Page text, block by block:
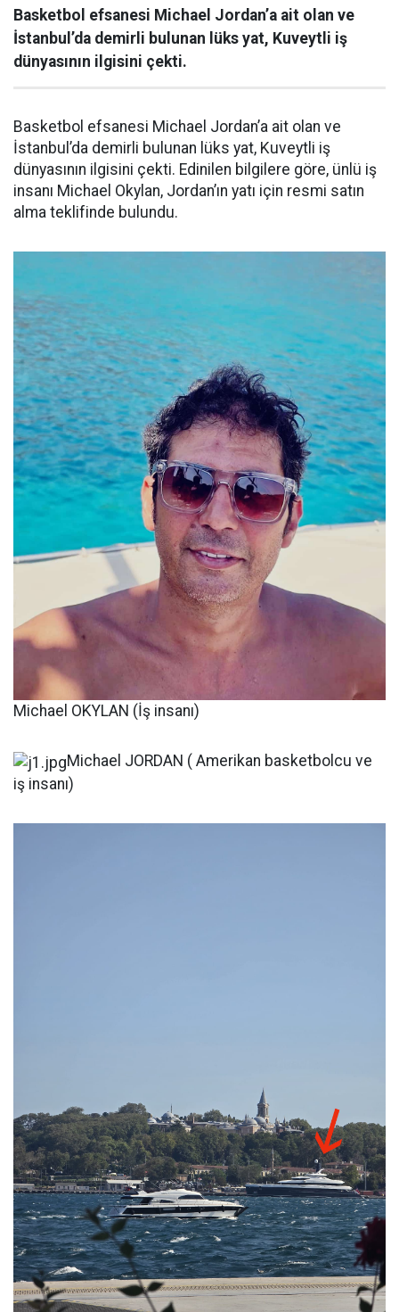
Basketbol efsanesi Michael Jordan’a ait olan ve
İstanbul’da demirli bulunan lüks yat, Kuveytli iş
dünyasının ilgisini çekti.
Basketbol efsanesi Michael Jordan’a ait olan ve
İstanbul’da demirli bulunan lüks yat, Kuveytli iş
dünyasının ilgisini çekti. Edinilen bilgilere göre, ünlü iş
insanı Michael Okylan, Jordan’ın yatı için resmi satın
alma teklifinde bulundu.
Michael OKYLAN (İş insanı)
Michael JORDAN ( Amerikan basketbolcu ve
iş insanı)